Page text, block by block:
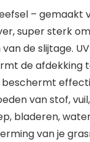
– gemaakt
super sterk
de slijtage.
de afdekking
beschermt
van stof,
bladeren,
van je